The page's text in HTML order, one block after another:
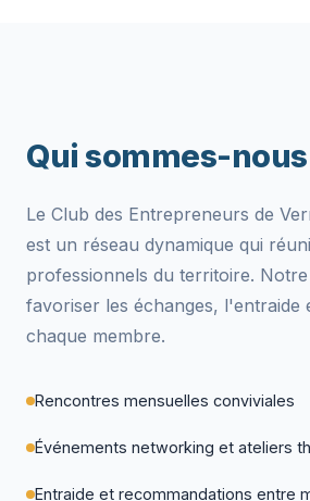
Qui sommes-nous
Le Club des Entrepreneurs de
est un réseau dynamique qui
professionnels du territoire. Notre
favoriser les échanges, l'entraide
chaque membre.
Rencontres mensuelles conviviales
Événements networking et ateliers
Entraide et recommandations entre